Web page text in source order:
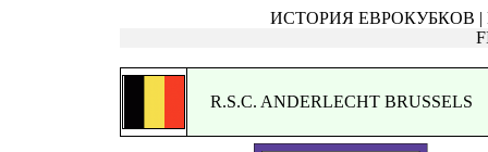
ИСТОРИЯ ЕВРОКУБКОВ |
R.S.C. ANDERLECHT BRUSSELS